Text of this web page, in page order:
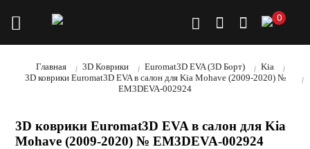
0
Главная 3D Коврики Euromat3D EVA (3D Борт)
Kia
3D коврики Euromat3D EVA в салон для Kia Mohave (2009-2020) №
EM3DEVA-002924
3D коврики Euromat3D EVA в салон для Kia
Mohave (2009-2020) № EM3DEVA-002924